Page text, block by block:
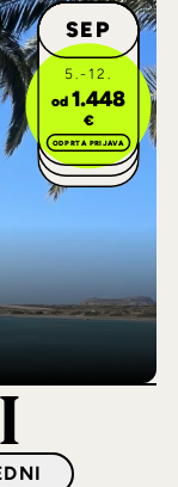
SEP
5.-12.
od 1.448
€
ODPRTA PRIJAVA